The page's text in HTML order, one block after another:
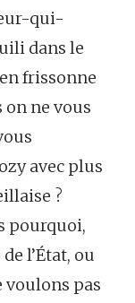
qui-
dans le
frissonne
ne vous
avec plus
?
pourquoi,
l’État, ou
voulons pas